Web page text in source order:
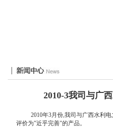
2010-3我司与广
2010年3月份,我司与广西水利电
评价为"近乎完善"的产品。